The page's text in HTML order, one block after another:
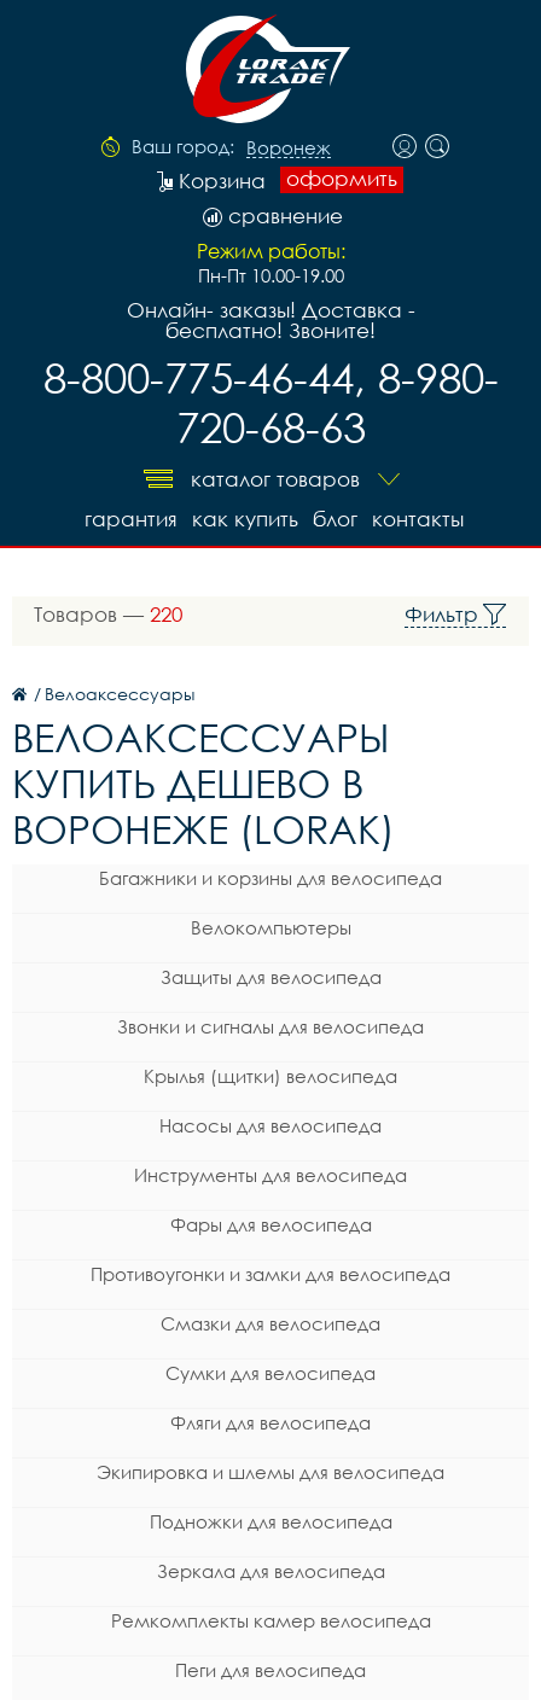
Ваш город: Воронеж
оформить
Корзина
сравнение
Режим работы:
Пн-Пт 10.00-19.00
Онлайн- заказы! Доставка -
бесплатно! Звоните!
8-800-775-46-44, 8-980-
720-68-63
каталог товаров
контакты
блог
как купить
гарантия
Товаров — 220 Фильтр
/ Велоаксессуары
ВЕЛОАКСЕССУАРЫ
КУПИТЬ ДЕШЕВО В
ВОРОНЕЖЕ (LORAK)
Багажники и корзины для велосипеда
Велокомпьютеры
Защиты для велосипеда
Звонки и сигналы для велосипеда
Крылья (щитки) велосипеда
Насосы для велосипеда
Инструменты для велосипеда
Фары для велосипеда
Противоугонки и замки для велосипеда
Смазки для велосипеда
Сумки для велосипеда
Фляги для велосипеда
Экипировка и шлемы для велосипеда
Подножки для велосипеда
Зеркала для велосипеда
Ремкомплекты камер велосипеда
Пеги для велосипеда